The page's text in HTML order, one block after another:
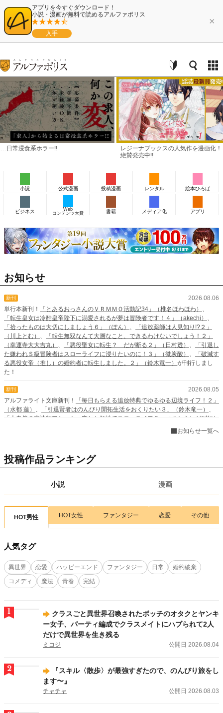
アプリを今すぐダウンロード！
小説・漫画が無料で読めるアルファポリス
入手
×
レジーナブックスの人気作を漫画化！ 「レジーナコミックス」
レジ
小説 公式漫画 投稿漫画 レンタル 絵本ひろば
ビジネス
Web
コンテンツ大賞
書籍 メディア化 アプリ
投稿作品ランキング
小説 漫画
HOT男性 HOT女性 ファンタジー 恋愛 その他
人気タグ
異世界 恋愛 ハッピーエンド ファンタジー 日常
婚約破棄
コメディ
魔法 青春 完結
1
クラスごと異世界召喚されたボッチのオタクとヤンキ
ー女子、パーティ編成でクラスメイトにハブられて2人
だけで異世界を生き残る
ミコジ 公開日 2026.08.04
2
『スキル〈散歩〉が最強すぎたので、のんびり旅をし
ます〜』
チャチャ 公開日 2026.08.03
お知らせ
新刊
2026.08.06
単行本新刊！
「とあるおっさんのＶＲＭＭＯ活動記34」（椎名ほわほわ） 、
「転生皇女は冷酷皇帝陛下に溺愛されるが夢は冒険者です！４」（akechi） 、
「拾ったものは大切にしましょう６」（ぽん） 、
「追放薬師は人見知り!?２」
（川上とむ） 、
「転生無双なんて大層なこと、できるわけないでしょう！２」
（幸運寺大大吉丸） 、 「悪役聖女に転生？ だが断る２」（日村透） 、
「引退し
た嫌われＳ級冒険者はスローライフに浸りたいのに！３」（微炭酸） 、
「破滅す
る悪役女帝（推し）の婚約者に転生しました。２」（鈴木竜一） が刊行しまし
た！
新刊
2026.08.05
アルファライト文庫新刊！
「毎日もらえる追放特典でゆるゆる辺境ライフ！２」
（水都 蓮） 、 「引退賢者はのんびり開拓生活をおくりたい３」（鈴木竜一） 、
「大自然の魔法師アシュト、廃れた領地でスローライフ８」（さとう）
が刊行し
レジーナ文庫新刊！「転移先は薬師が少ない世界でした８」（饕餮）
転生令嬢、出奔する２」（猫野美羽）
が刊行しました！
「怪奇学園４」（ウェルザード）
「中学生ウィーチューバー
の心霊スポットＭＡＰ３」（じゅんれいか） が刊行しました！
エタニティ文庫新刊！
屋 かんな） 、「エリート警視正の溺愛包囲網」（桜月海羽） が刊行しました！
新刊
どいていいですか１」（戸帳さわ）、「欲しがり上手のラブコール」（佐倉まめ
が刊行しました！
賞
2026.08.01
アルファポリス「第19回ファンタジー小説大賞」募集開始！
お知らせ一覧へ